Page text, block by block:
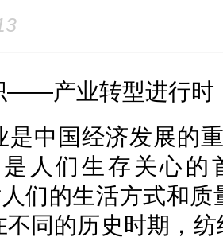
——产业转型进行时
是中国经济发展的
人们生存关心
人们的生活方式和
不同的历史时期，